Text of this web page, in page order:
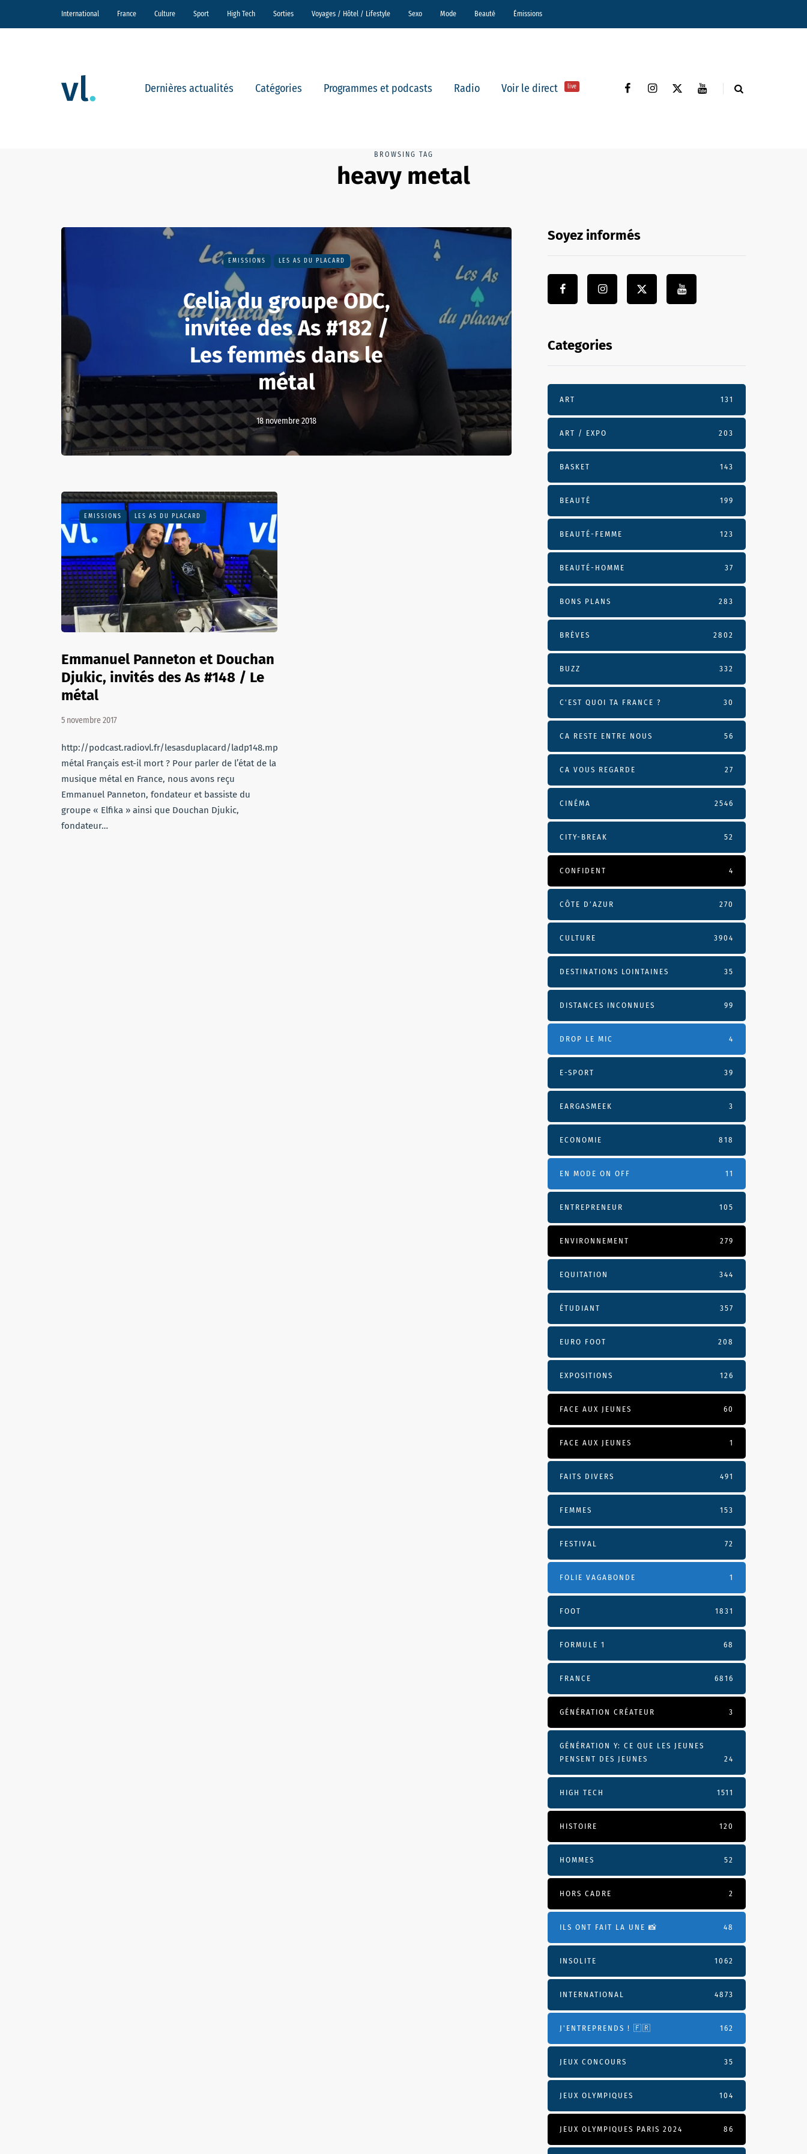
International France Culture Sport High Tech Sorties Voyages / Hôtel / Lifestyle Sexo Mode Beauté Émissions
Dernières actualités Catégories Programmes et podcasts Radio Voir le direct live
BROWSING TAG
heavy metal
EMISSIONS LES AS DU PLACARD
Celia du groupe ODC,
invitée des As #182 /
Les femmes dans le
métal
18 novembre 2018
EMISSIONS LES AS DU PLACARD
Emmanuel Panneton et Douchan
Djukic, invités des As #148 / Le
métal
5 novembre 2017
http://podcast.radiovl.fr/lesasduplacard/ladp148.mp3Le
métal Français est-il mort ? Pour parler de l’état de la
musique métal en France, nous avons reçu
Emmanuel Panneton, fondateur et bassiste du
groupe « Elfika » ainsi que Douchan Djukic,
fondateur…
Soyez informés
Categories
ART 131
ART / EXPO 203
BASKET 143
BEAUTÉ 199
BEAUTÉ-FEMME 123
BEAUTÉ-HOMME 37
BONS PLANS 283
BRÈVES 2802
BUZZ 332
C'EST QUOI TA FRANCE ? 30
CA RESTE ENTRE NOUS 56
CA VOUS REGARDE 27
CINÉMA 2546
CITY-BREAK 52
CONFIDENT 4
CÔTE D’AZUR 270
CULTURE 3904
DESTINATIONS LOINTAINES 35
DISTANCES INCONNUES 99
DROP LE MIC 4
E-SPORT 39
EARGASMEEK 3
ECONOMIE 818
EN MODE ON OFF 11
ENTREPRENEUR 105
ENVIRONNEMENT 279
EQUITATION 344
ÉTUDIANT 357
EURO FOOT 208
EXPOSITIONS 126
FACE AUX JEUNES 60
FACE AUX JEUNES 1
FAITS DIVERS 491
FEMMES 153
FESTIVAL 72
FOLIE VAGABONDE 1
FOOT 1831
FORMULE 1 68
FRANCE 6816
GÉNÉRATION CRÉATEUR 3
GÉNÉRATION Y: CE QUE LES JEUNES
PENSENT DES JEUNES
24
HIGH TECH 1511
HISTOIRE 120
HOMMES 52
HORS CADRE 2
ILS ONT FAIT LA UNE 📸 48
INSOLITE 1062
INTERNATIONAL 4873
J'ENTREPRENDS ! 🇫🇷 162
JEUX CONCOURS 35
JEUX OLYMPIQUES 104
JEUX OLYMPIQUES PARIS 2024 86